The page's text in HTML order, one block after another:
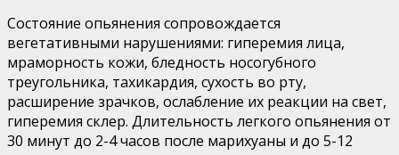
Состояние опьянения сопровождается
вегетативными нарушениями: гиперемия лица,
мраморность кожи, блед­ность носогубного
треугольника, тахикардия, сухость во рту,
расширение зрачков, ослабление их реакции на свет,
гиперемия склер. Длительность легкого опьянения от
30 ми­нут до 2-4 часов после марихуаны и до 5-12